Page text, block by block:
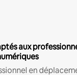
aux
en